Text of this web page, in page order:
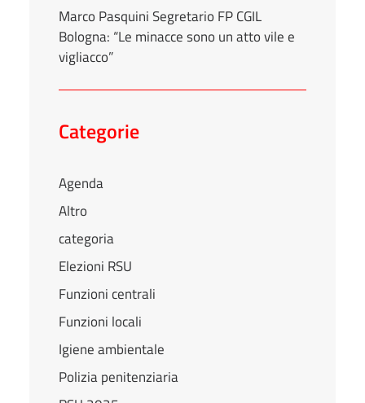
Marco Pasquini Segretario FP CGIL
Bologna: “Le minacce sono un atto vile e
vigliacco”
Categorie
Agenda
Altro
categoria
Elezioni RSU
Funzioni centrali
Funzioni locali
Igiene ambientale
Polizia penitenziaria